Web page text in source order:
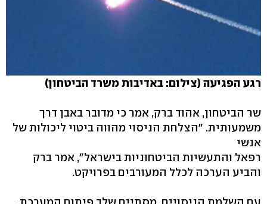
רגע הפגיעה (צילום: באדיבות משרד הביטחון)
שר הביטחון, אהוד ברק, אמר כי מדובר באבן דרך
משמעותית. "הצלחת הניסוי מהווה ביטוי ליכולות של
אנשי
רפאל והתעשיות הביטחוניות בישראל", אמר ברק
והביע הערכה לכלל המעורבים בפרויקט.